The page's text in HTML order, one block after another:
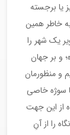
یا برجسته
خاطر همین
یک شهر را
و بر جهان
و منظورمان
سوژه خاصی
از این جهت
را از آنِ